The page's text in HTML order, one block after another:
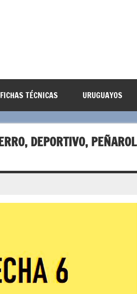
FICHAS TÉCNICAS URUGUAYOS
DEPORTIVO, PEÑAROL